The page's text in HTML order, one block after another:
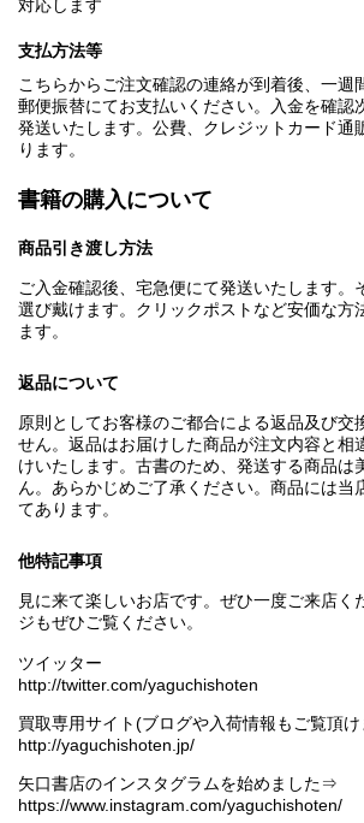
対応します
支払方法等
こちらからご注文確認の連絡が到着後、一週
郵便振替にてお支払いください。入金を確認
発送いたします。公費、クレジットカード通
ります。
書籍の購入について
商品引き渡し方法
ご入金確認後、宅急便にて発送いたします。
選び戴けます。クリックポストなど安価な方
ます。
返品について
原則としてお客様のご都合による返品及び交
せん。返品はお届けした商品が注文内容と相
けいたします。古書のため、発送する商品は
ん。あらかじめご了承ください。商品には当
てあります。
他特記事項
見に来て楽しいお店です。ぜひ一度ご来店く
ジもぜひご覧ください。
ツイッター
http://twitter.com/yaguchishoten
買取専用サイト(ブログや入荷情報もご覧頂け
http://yaguchishoten.jp/
矢口書店のインスタグラムを始めました⇒
https://www.instagram.com/yaguchishoten/